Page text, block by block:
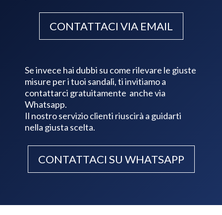
CONTATTACI VIA EMAIL
Se invece hai dubbi su come rilevare le giuste
misure per i tuoi sandali, ti invitiamo a
contattarci gratuitamente anche via
Whatsapp.
Il nostro servizio clienti riuscirà a guidarti
nella giusta scelta.
CONTATTACI SU WHATSAPP